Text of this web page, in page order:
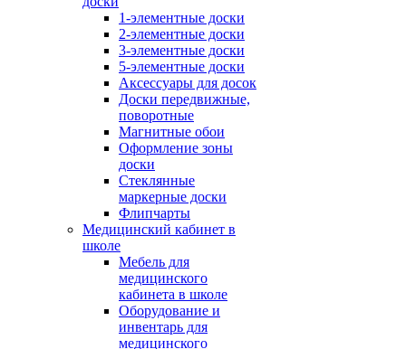
1-элементные доски
2-элементные доски
3-элементные доски
5-элементные доски
Аксессуары для досок
Доски передвижные,
поворотные
Магнитные обои
Оформление зоны
доски
Стеклянные
маркерные доски
Флипчарты
Медицинский кабинет в
школе
Мебель для
медицинского
кабинета в школе
Оборудование и
инвентарь для
медицинского